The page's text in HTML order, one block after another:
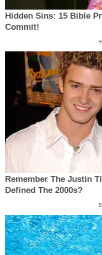
Hidden Sins: 15 Bible
Commit!
Remember The Justin
Defined The 2000s?